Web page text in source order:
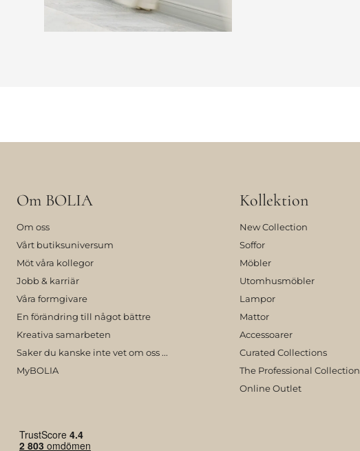
Om BOLIA
Om oss
Vårt butiksuniversum
Möt våra kollegor
Jobb & karriär
Våra formgivare
En förändring till något bättre
Kreativa samarbeten
Saker du kanske inte vet om oss ...
MyBOLIA
Kollektion
New Collection
Soffor
Möbler
Utomhusmöbler
Lampor
Mattor
Accessoarer
Curated Collections
The Professional Collection
Online Outlet